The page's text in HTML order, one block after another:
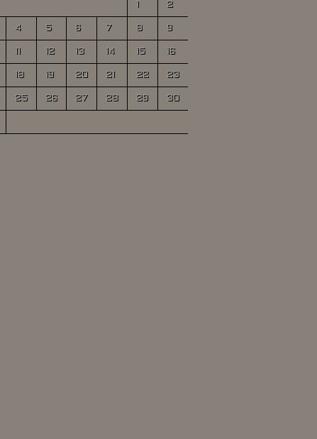
1 2
4 5 6 7 8 9
11 12 13 14 15 16
18 19 20 21 22 23
25 26 27 28 29 30